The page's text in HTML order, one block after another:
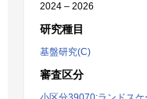
2024 – 2026
研究種目
基盤研究(C)
審査区分